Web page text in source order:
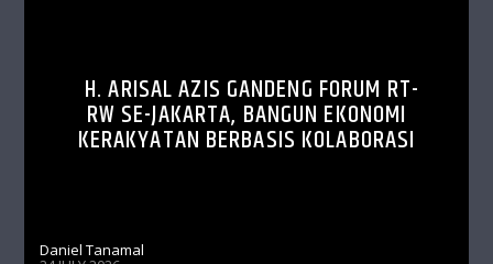
H. ARISAL AZIS GANDENG FORUM RT-
RW SE-JAKARTA, BANGUN EKONOMI
KERAKYATAN BERBASIS KOLABORASI
Daniel Tanamal